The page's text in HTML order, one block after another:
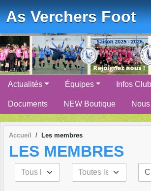
As Verchers Foot
Actualités Équipes Infos Club
Documents NEW Boutique
Accueil Les membres
LES MEMBRES